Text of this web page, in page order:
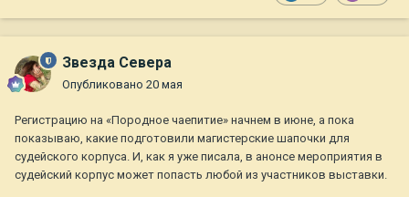
Звезда Севера
Опубликовано 20 мая
Регистрацию на «Породное чаепитие» начнем в июне, а пока
показываю, какие подготовили магистерские шапочки для
судейского корпуса. И, как я уже писала, в анонсе мероприятия в
судейский корпус может попасть любой из участников выставки.